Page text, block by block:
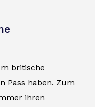
britische
Pass haben. Zum
ihren